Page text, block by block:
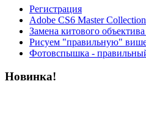
Регистрация
Adobe CS6 Master
Замена китового
Рисуем "правильную"
Фотовспышка -
Новинка!